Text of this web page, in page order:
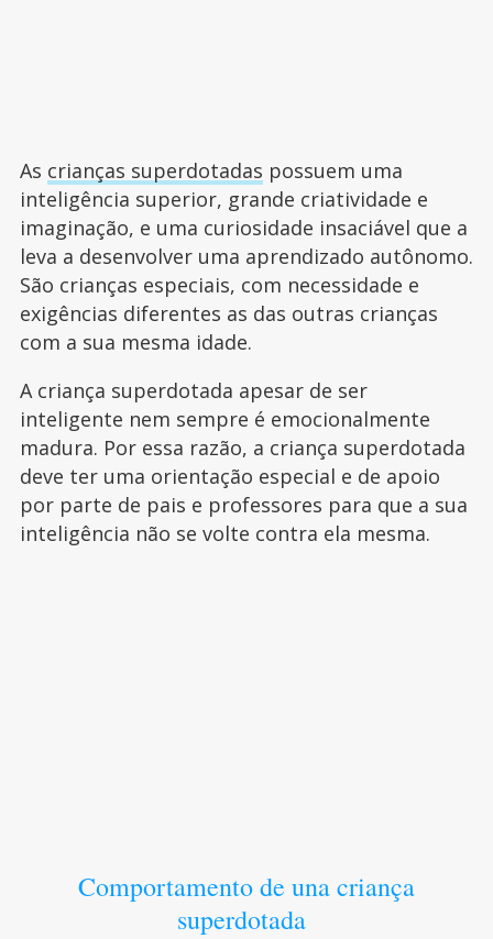
As crianças superdotadas possuem uma
inteligência superior, grande criatividade e
imaginação, e uma curiosidade insaciável que a
leva a desenvolver uma aprendizado autônomo.
São crianças especiais, com necessidade e
exigências diferentes as das outras crianças
com a sua mesma idade.
A criança superdotada apesar de ser
inteligente nem sempre é emocionalmente
madura. Por essa razão, a criança superdotada
deve ter uma orientação especial e de apoio
por parte de pais e professores para que a sua
inteligência não se volte contra ela mesma.
Comportamento de una criança
superdotada